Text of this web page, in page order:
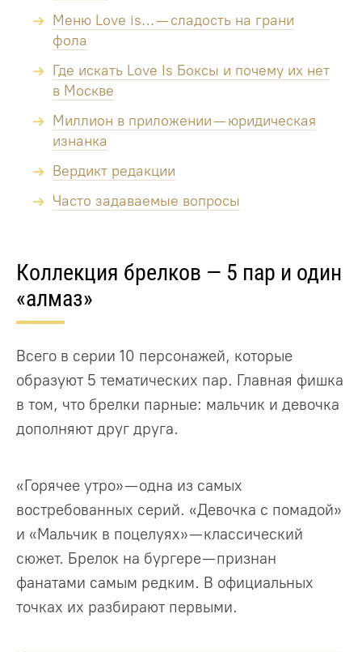
Меню Love is… — сладость на грани
фола
Где искать Love Is Боксы и почему их нет
в Москве
Миллион в приложении — юридическая
изнанка
Вердикт редакции
Часто задаваемые вопросы
Коллекция брелков — 5 пар и один
«алмаз»
Всего в серии 10 персонажей, которые
образуют 5 тематических пар. Главная фишка
в том, что брелки парные: мальчик и девочка
дополняют друг друга.
«Горячее утро» — одна из самых
востребованных серий. «Девочка с помадой»
и «Мальчик в поцелуях» — классический
сюжет. Брелок на бургере — признан
фанатами самым редким. В официальных
точках их разбирают первыми.